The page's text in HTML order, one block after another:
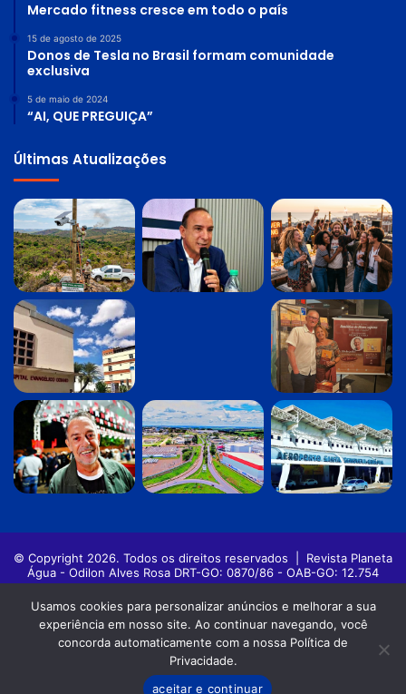
Mercado fitness cresce em todo o país
15 de agosto de 2025
Donos de Tesla no Brasil formam comunidade
exclusiva
5 de maio de 2024
“AI, QUE PREGUIÇA”
Últimas Atualizações
© Copyright 2026. Todos os direitos reservados | Revista Planeta
Água - Odilon Alves Rosa DRT-GO: 0870/86 - OAB-GO: 12.754
Facebook
TwitterPinterestYouTubeInstagram
Usamos cookies para personalizar anúncios e melhorar a sua
experiência em nosso site. Ao continuar navegando, você
concorda automaticamente com a nossa Política de
Privacidade.
aceitar e continuar